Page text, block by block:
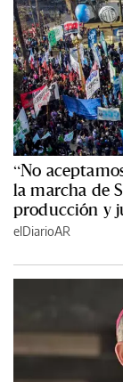
“No
la marcha de
producción y
elDiarioAR